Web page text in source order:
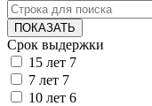
ПОКАЗАТЬ
Срок выдержки
15 лет 7
7 лет 7
10 лет 6